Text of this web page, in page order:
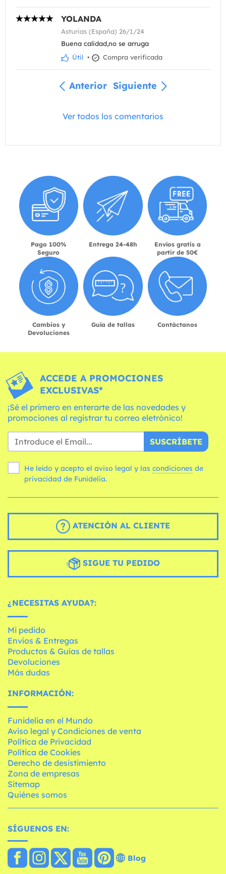
YOLANDA
Asturias (España) 26/1/24
Buena calidad,no se arruga
Útil • Compra verificada
Anterior Siguiente
Ver todos los comentarios
Pago 100%
Seguro
Entrega 24-48h
Envíos gratis a
partir de 50€
Cambios y
Devoluciones
Guía de tallas Contáctanos
ACCEDE A PROMOCIONES
EXCLUSIVAS*
¡Sé el primero en enterarte de las novedades y
promociones al registrar tu correo eletrónico!
SUSCRÍBETE
He leído y acepto el aviso legal y las condiciones
privacidad de Funidelia.
ATENCIÓN AL CLIENTE
SIGUE TU PEDIDO
¿NECESITAS AYUDA?:
Mi pedido
Envíos & Entregas
Productos & Guías de tallas
Devoluciones
Más dudas
INFORMACIÓN:
Funidelia en el Mundo
Aviso legal y Condiciones de venta
Política de Privacidad
Política de Cookies
Derecho de desistimiento
Zona de empresas
Sitemap
Quiénes somos
SÍGUENOS EN:
Blog